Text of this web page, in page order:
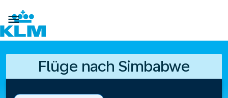

Flüge nach Simbabwe